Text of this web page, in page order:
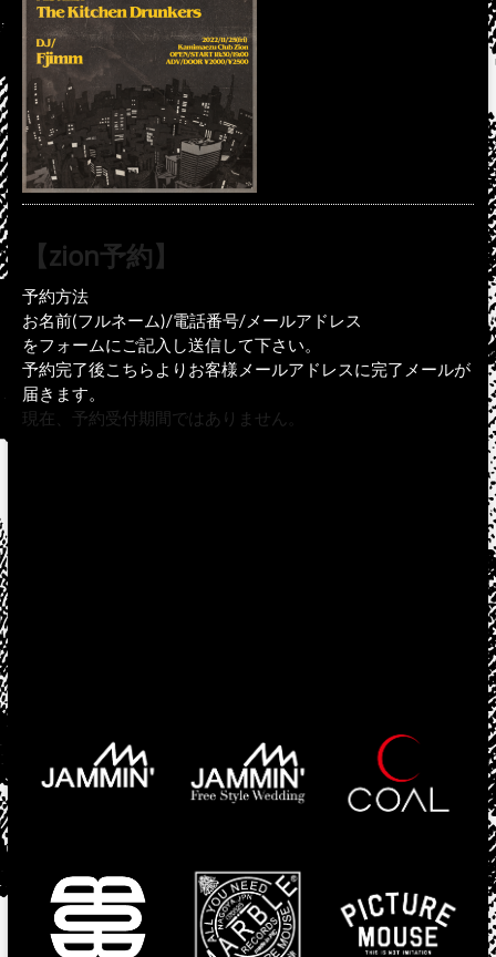
【zion予約】
予約方法
お名前(フルネーム)/電話番号/メールアドレス
をフォームにご記入し送信して下さい。
予約完了後こちらよりお客様メールアドレスに完了メールが
届きます。
現在、予約受付期間ではありません。